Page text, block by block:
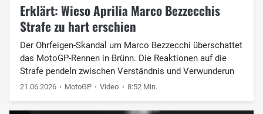
Erklärt: Wieso Aprilia Marco Bezzecchis
Strafe zu hart erschien
Der Ohrfeigen-Skandal um Marco Bezzecchi überschattet
das MotoGP-Rennen in Brünn. Die Reaktionen auf die
Strafe pendeln zwischen Verständnis und Verwunderun
21.06.2026 MotoGP Video 8:52 Min.